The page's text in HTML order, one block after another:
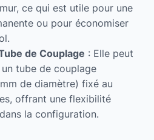
ce qui est utile pour une
ou pour économiser
de Couplage : Elle peut
tube de couplage
de diamètre) fixé au
offrant une flexibilité
la configuration.